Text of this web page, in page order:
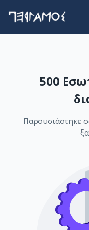
500
Παρουσιάστηκε